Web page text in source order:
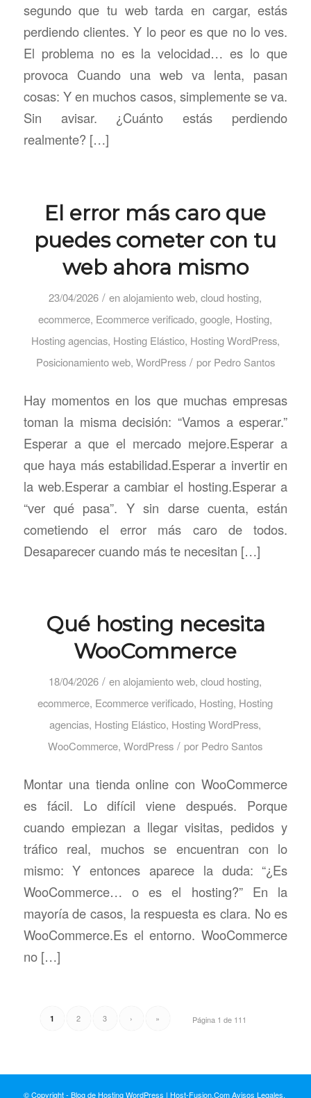
segundo que tu web tarda en cargar, estás
perdiendo clientes. Y lo peor es que no lo ves.
El problema no es la velocidad… es lo que
provoca Cuando una web va lenta, pasan
cosas: Y en muchos casos, simplemente se va.
Sin avisar. ¿Cuánto estás perdiendo
realmente? […]
El error más caro que
puedes cometer con tu
web ahora mismo
23/04/2026 / enalojamiento web,cloud hosting,
ecommerce, Ecommerce verificado,google, Hosting,
Hosting agencias, Hosting Elástico, Hosting WordPress,
Posicionamiento web, WordPress / por Pedro Santos
Hay momentos en los que muchas empresas
toman la misma decisión: “Vamos a esperar.”
Esperar a que el mercado mejore.Esperar a
que haya más estabilidad.Esperar a invertir en
la web.Esperar a cambiar el hosting.Esperar a
“ver qué pasa”. Y sin darse cuenta, están
cometiendo el error más caro de todos.
Desaparecer cuando más te necesitan […]
Qué hosting necesita
WooCommerce
18/04/2026 / enalojamiento web,cloud hosting,
ecommerce, Ecommerce verificado, Hosting, Hosting
agencias, Hosting Elástico, Hosting WordPress,
WooCommerce,WordPress / por Pedro Santos
Montar una tienda online con WooCommerce
es fácil. Lo difícil viene después. Porque
cuando empiezan a llegar visitas, pedidos y
tráfico real, muchos se encuentran con lo
mismo: Y entonces aparece la duda: “¿Es
WooCommerce… o es el hosting?” En la
mayoría de casos, la respuesta es clara. No es
WooCommerce.Es el entorno. WooCommerce
no […]
Página 1 de 111
1 2 3 › »
© Copyright - Blog de Hosting WordPress | Host-Fusion.ComAvisos Legales,